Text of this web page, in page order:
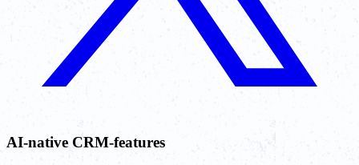
AI-native CRM-features